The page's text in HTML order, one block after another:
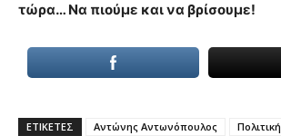
τώρα… Να πιούμε και να βρίσουμε!
ΕΤΙΚΕΤΕΣ Αντώνης Αντωνόπουλος
Πολιτική